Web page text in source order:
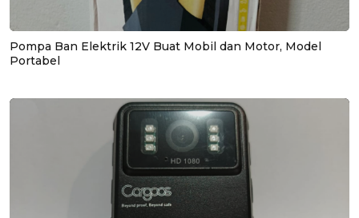
Pompa Ban Elektrik 12V Buat Mobil dan Motor, Model
Portabel